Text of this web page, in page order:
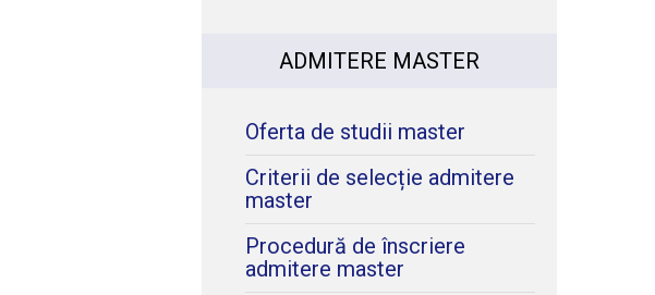
ADMITERE MASTER
Oferta de studii master
Criterii de selecție admitere
master
Procedură de înscriere
admitere master